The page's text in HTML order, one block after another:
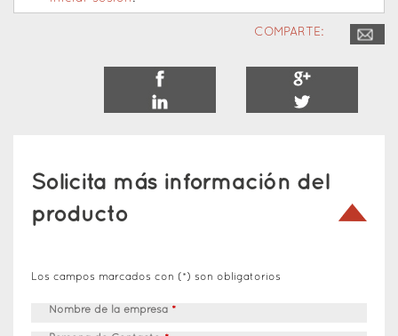
COMPARTE:
Solicita más información del
producto
Los campos marcados con (*) son obligatorios
Nombre de la empresa *